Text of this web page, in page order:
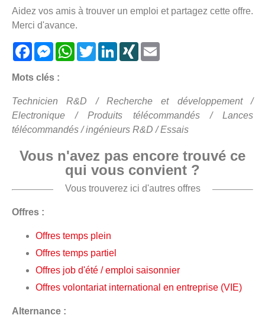
Aidez vos amis à trouver un emploi et partagez cette offre.
Merci d'avance.
FacebookMessenger
WhatsApp
TwitterLinkedIn
XING
Mots clés :
Technicien R&D / Recherche et développement /
Electronique / Produits télécommandés / Lances
télécommandés / ingénieurs R&D / Essais
Vous n'avez pas encore trouvé ce
qui vous convient ?
Vous trouverez ici d'autres offres
Offres :
Offres temps plein
Offres temps partiel
Offres job d'été / emploi saisonnier
Offres volontariat international en entreprise (VIE)
Alternance :